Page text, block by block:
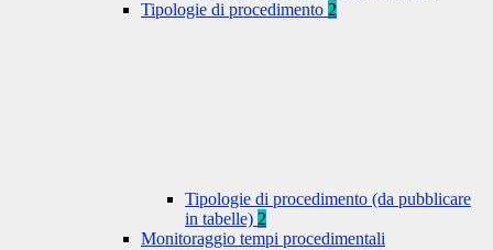
Tipologie di procedimento 2
Tipologie di procedimento (da pubblicare
in tabelle) 2
Monitoraggio tempi procedimentali